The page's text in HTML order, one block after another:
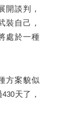
開談判，
裝自己，
處於一種
方案貌似
天了，